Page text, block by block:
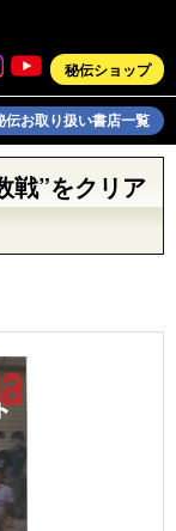
秘伝ショップ
伝お取り扱い書店一覧
戦”をクリア